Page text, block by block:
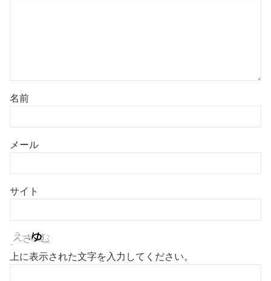
名前
メール
サイト
上に表示された文字を入力してください。